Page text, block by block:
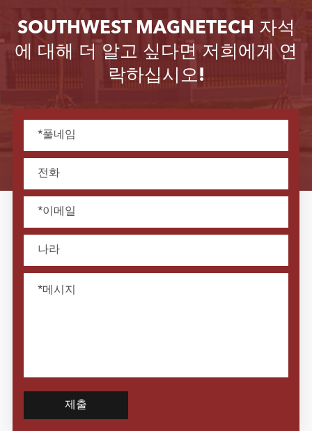
SOUTHWEST MAGNETECH 자석
에 대해 더 알고 싶다면 저희에게 연
락하십시오!
제출